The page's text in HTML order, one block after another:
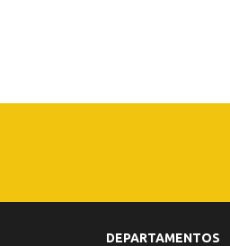
DEPARTAMENTOS